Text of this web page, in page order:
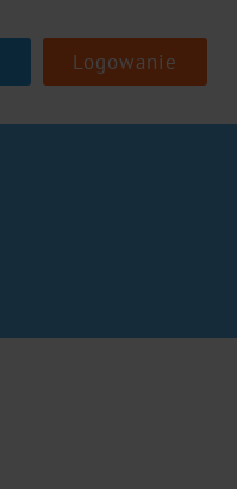
Logowanie